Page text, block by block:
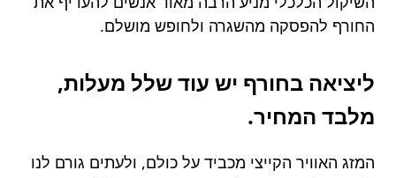
החורף להפסקה מהשגרה ולחופש מושלם.
ליציאה בחורף יש עוד שלל מעלות,
מלבד המחיר.
המזג האוויר הקייצי מכביד על כולם, ולעתים גורם לנו